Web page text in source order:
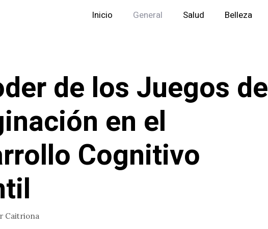
Inicio General Salud Belleza
de los Juegos de
en el
Cognitivo
Caitriona